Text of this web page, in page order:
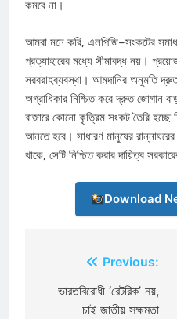
কমবে না।
আমরা মনে করি, এলপিজি–সংকটের
প্রত্যাহারের মধ্যে সীমাবদ্ধ নয়।
সরবরাহব্যবস্থা। আমদানির অনুমতি
অগ্রাধিকার নিশ্চিত করে দ্রুত জোগান
বাজারে কোনো কৃত্রিম সংকট তৈরি হচ্ছে
আনতে হবে। সাধারণ মানুষের রান্নাঘরের
থাকে, সেটি নিশ্চিত করার দায়িত্ব
Download
navigation
Previous:
ভারতবিরোধী ‘রেটরিক’ নয়,
চাই জাতীয় সক্ষমতা